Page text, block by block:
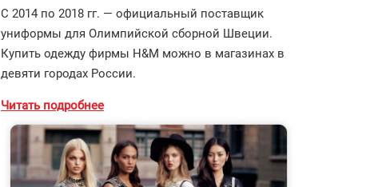
С 2014 по 2018 гг. — официальный поставщик
униформы для Олимпийской сборной Швеции.
Купить одежду фирмы H&M можно в магазинах в
девяти городах России.
Читать подробнее